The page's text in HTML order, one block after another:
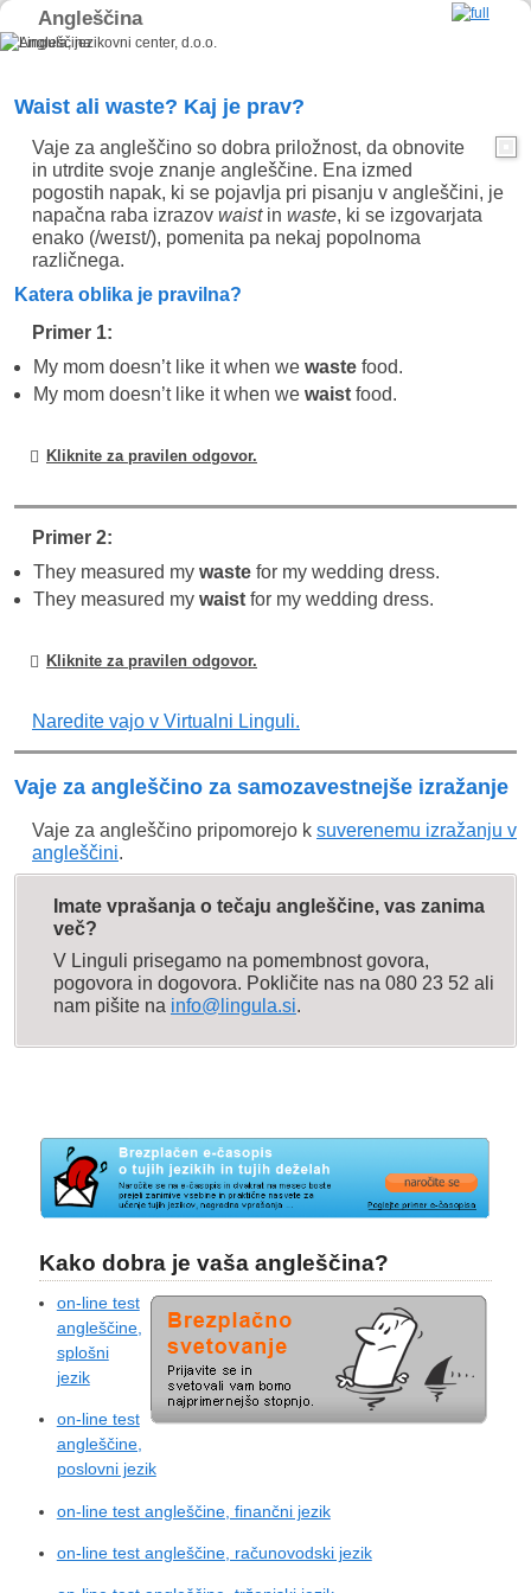
Angleščina
Waist ali waste? Kaj je prav?
Vaje za angleščino so dobra priložnost, da obnovite
in utrdite svoje znanje angleščine. Ena izmed
pogostih napak, ki se pojavlja pri pisanju v angleščini, je
napačna raba izrazov waistin waste, ki se izgovarjata
enako (/weɪst/), pomenita pa nekaj popolnoma
različnega.
Katera oblika je pravilna?
Primer 1:
My mom doesn’t like it when we wastefood.
My mom doesn’t like it when we waistfood.
Kliknite za pravilen odgovor.
Waste
sicer kot:
want to go by bus, it’s a huge
faster if we go by car.
glagol
(pomen: ). Primer: Hewasted
a lot
of his money buying things he doesn’t need.
pridevnik(pomen:odpaden ). Primer: New
technologies show that we can reuse
Primer 2:
They measured my wastefor my wedding dress.
They measured my waistfor my wedding dress.
Kliknite za pravilen odgovor.
Waist
Primer razlike med
belt waist: Can I borrow
yourbelt? Oh, it’s too big, because mywaistis
smaller then yours.
Naredite vajo v Virtualni Linguli.
Vaje za angleščino za samozavestnejše izražanje
Vaje za angleščino pripomorejo k suverenemu izražanju v
angleščini.
Imate vprašanja o tečaju angleščine, vas zanima
več?
V Linguli prisegamo na pomembnost govora,
pogovora in dogovora. Pokličite nas na 080 23 52 ali
nam pišite na info@lingula.si.
Kako dobra je vaša angleščina?
on-line test
angleščine,
splošni
jezik
on-line test
angleščine,
poslovni jezik
on-line test angleščine, finančni jezik
on-line test angleščine, računovodski jezik